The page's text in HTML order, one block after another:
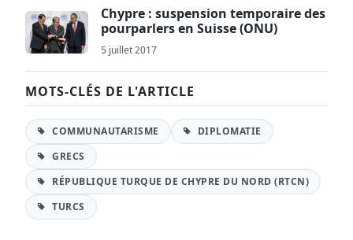
Chypre : suspension temporaire des
pourparlers en Suisse (ONU)
5 juillet 2017
MOTS-CLÉS DE L'ARTICLE
COMMUNAUTARISME
DIPLOMATIE
GRECS
RÉPUBLIQUE TURQUE DE CHYPRE DU NORD (RTCN)
TURCS